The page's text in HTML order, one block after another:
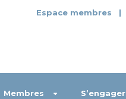
Espace membres |
Membres S’engager